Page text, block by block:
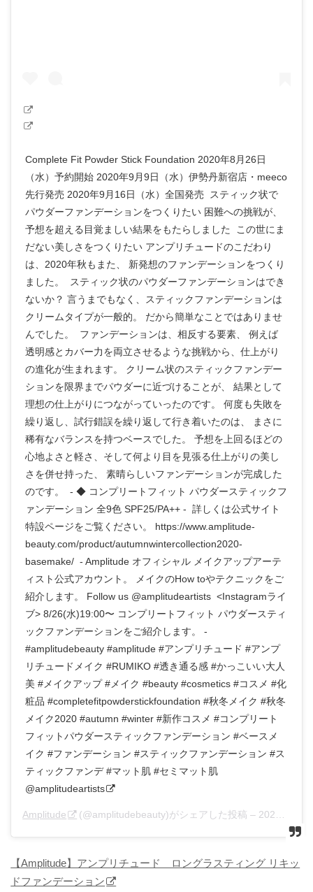
Complete Fit Powder Stick Foundation 2020年8月26日
（水）予約開始 2020年9月9日（水）伊勢丹新宿店・meeco
先行発売 2020年9月16日（水）全国発売 スティック状で
パウダーファンデーションをつくりたい 困難への挑戦が、
予想を超える目覚ましい結果をもたらしました この世にま
だない美しさをつくりたい アンプリチュードのこだわり
は、2020年秋もまた、 新発想のファンデーションをつくり
ました。 スティック状のパウダーファンデーションはでき
ないか？ 言うまでもなく、スティックファンデーションは
クリームタイプが一般的。 だから簡単なことではありませ
んでした。 ファンデーションは、相反する要素、 例えば
透明感とカバー力を両立させるような挑戦から、仕上がり
の進化が生まれます。 クリーム状のスティックファンデー
ションを限界までパウダーに近づけることが、 結果として
理想の仕上がりにつながっていったのです。 何度も失敗を
繰り返し、試行錯誤を繰り返して行き着いたのは、 まさに
稀有なバランスを持つベースでした。 予想を上回るほどの
心地よさと軽さ、そして何より目を見張る仕上がりの美し
さを併せ持った、 素晴らしいファンデーションが完成した
のです。 - ◆ コンプリートフィット パウダースティックフ
ァンデーション 全9色 SPF25/PA++ - 詳しくは公式サイト
特設ページをご覧ください。 https://www.amplitude-
beauty.com/product/autumnwintercollection2020-
basemake/ - Amplitude オフィシャル メイクアップアーテ
ィスト公式アカウント。 メイクのHow toやテクニックをご
紹介します。 Follow us @amplitudeartists <Instagramライ
ブ> 8/26(水)19:00〜 コンプリートフィット パウダースティ
ックファンデーションをご紹介します。 -
#amplitudebeauty #amplitude #アンプリチュード #アンプ
リチュードメイク #RUMIKO #透き通る感 #かっこいい大人
美 #メイクアップ #メイク #beauty #cosmetics #コスメ #化
粧品 #completefitpowderstickfoundation #秋冬メイク #秋冬
メイク2020 #autumn #winter #新作コスメ #コンプリート
フィットパウダースティックファンデーション #ベースメ
イク #ファンデーション #スティックファンデーション #ス
ティックファンデ #マット肌 #セミマット肌
@amplitudeartists
Amplitude (@amplitudebeauty)がシェアした投稿 – 2020年 8月月25日午後8時06分PDT
【Amplitude】アンプリチュード ロングラスティング リキッ
ドファンデーション